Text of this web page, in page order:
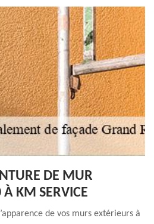
DE MUR
KM SERVICE
de vos murs extérieurs à